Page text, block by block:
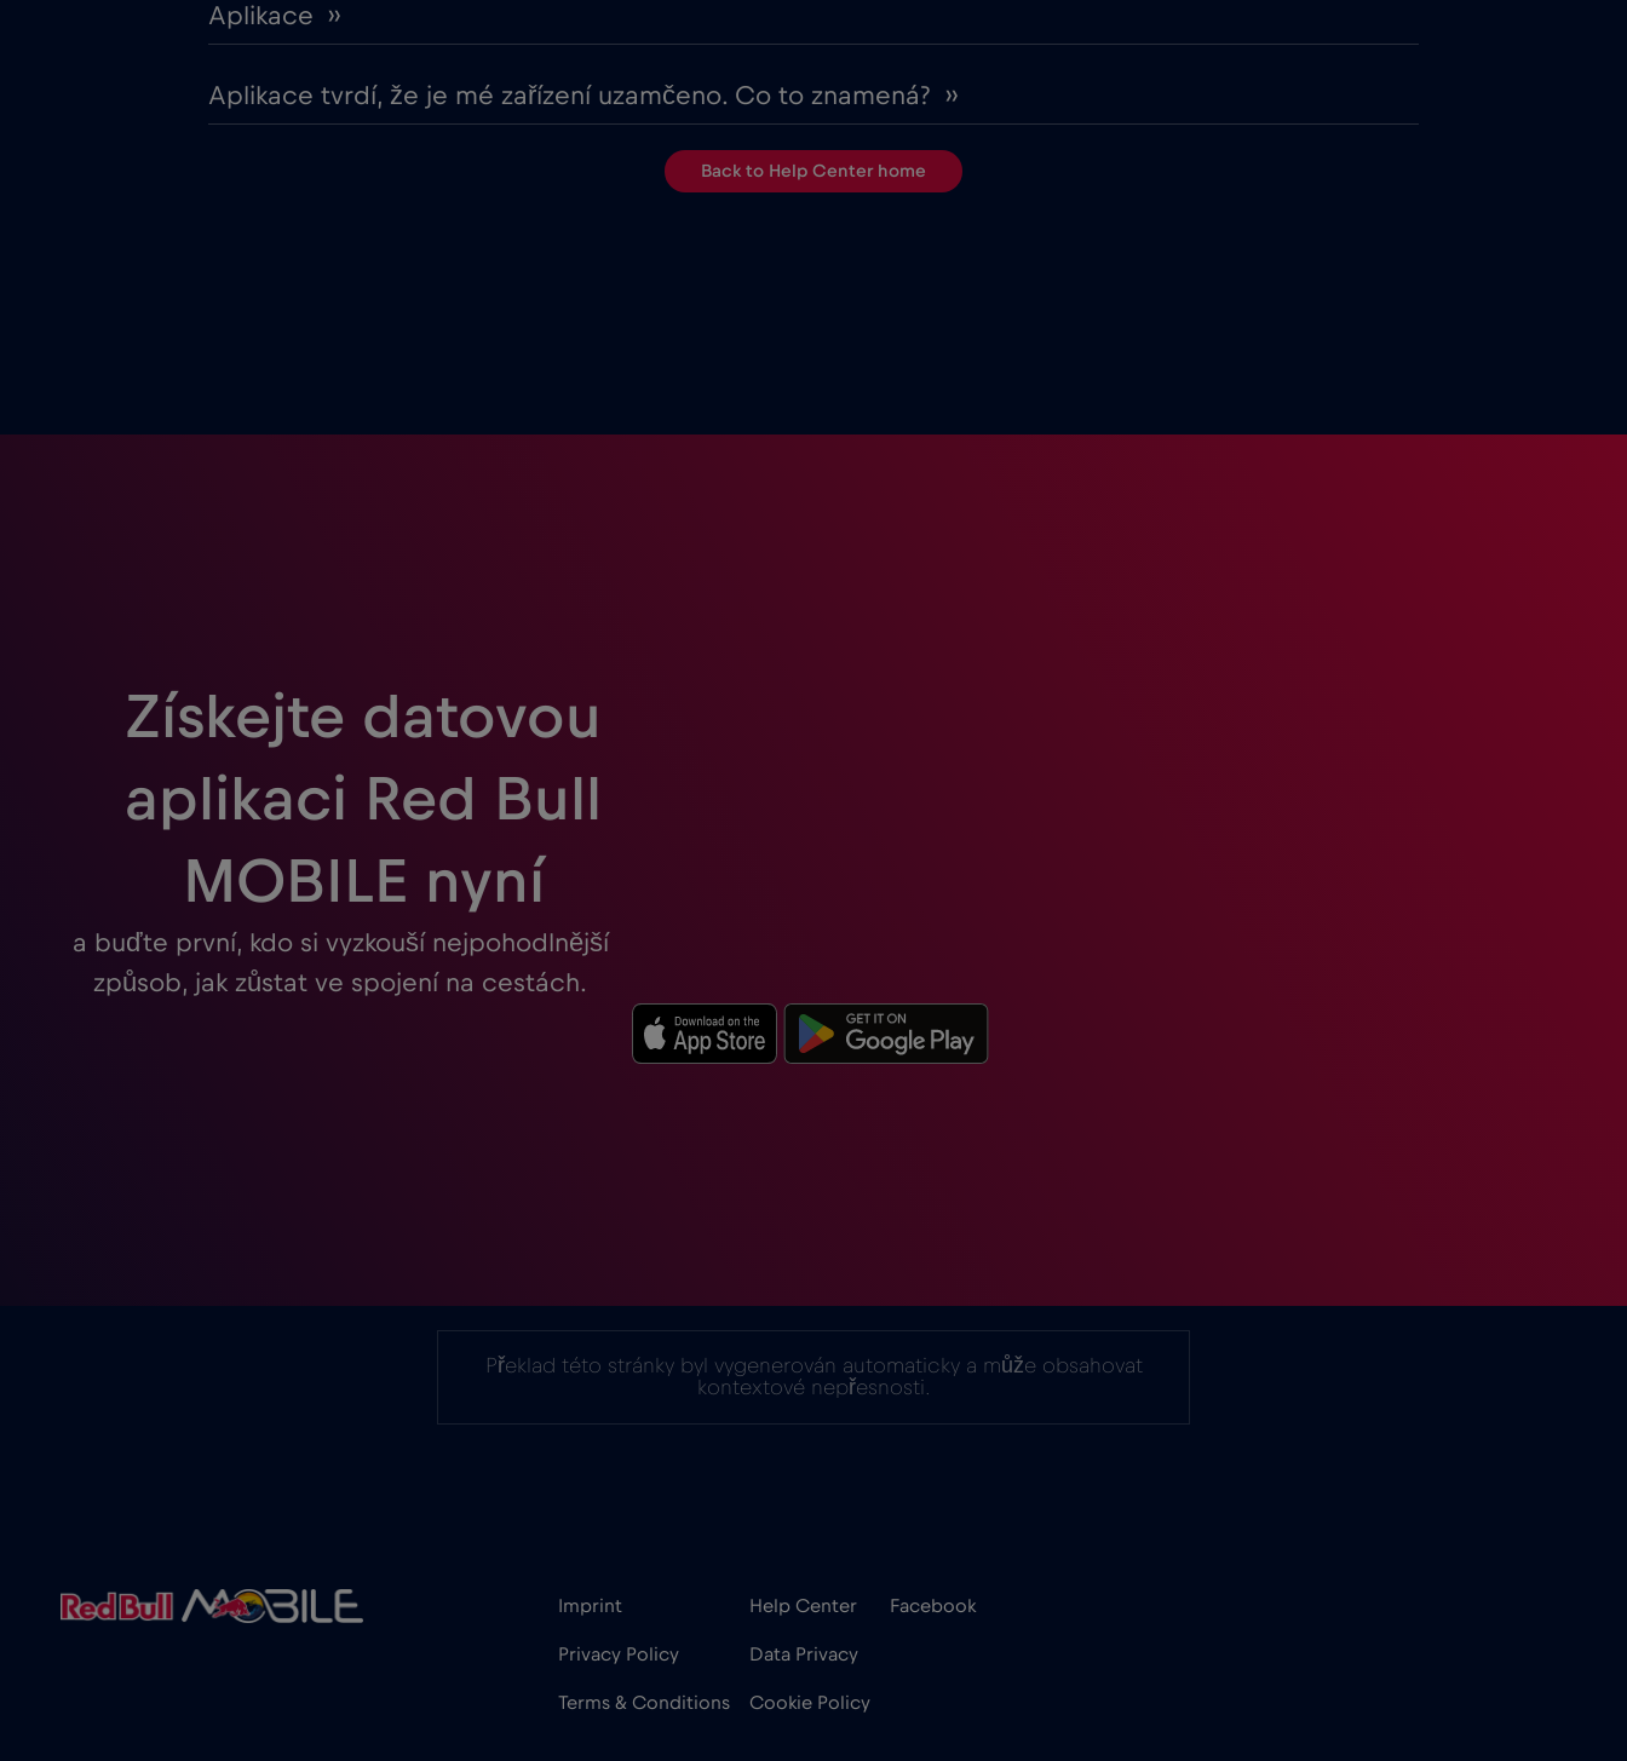
Aplikace ››
Aplikace tvrdí, že je mé zařízení uzamčeno. Co to znamená? ››
Back to Help Center home
Získejte datovou
aplikaci Red Bull
MOBILE nyní
a buďte první, kdo si vyzkouší nejpohodlnější
způsob, jak zůstat ve spojení na cestách.
Překlad této stránky byl vygenerován automaticky a může obsahovat
kontextové nepřesnosti.
Imprint
Privacy Policy
Terms & Conditions
Help Center
Data Privacy
Cookie Policy
Facebook